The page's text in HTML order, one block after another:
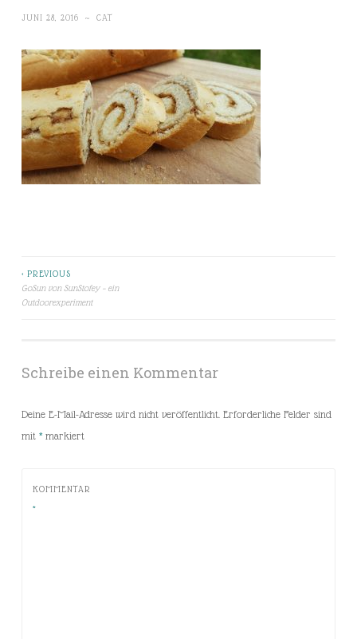
JUNI 28, 2016 ~ CAT
Beitragsnavigation
< PREVIOUS
GoSun von SunStofey – ein
Outdoorexperiment
Schreibe einen Kommentar
Deine E-Mail-Adresse wird nicht veröffentlicht. Erforderliche Felder sind
mit *markiert
KOMMENTAR
*